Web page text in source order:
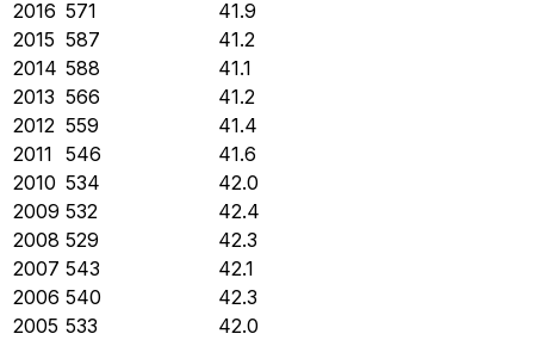
2016 571
41.9
2015 587
41.2
2014 588
41.1
2013 566
41.2
2012 559
41.4
2011 546
41.6
2010 534
42.0
2009 532
42.4
2008 529
42.3
2007 543
42.1
2006 540
42.3
2005 533
42.0